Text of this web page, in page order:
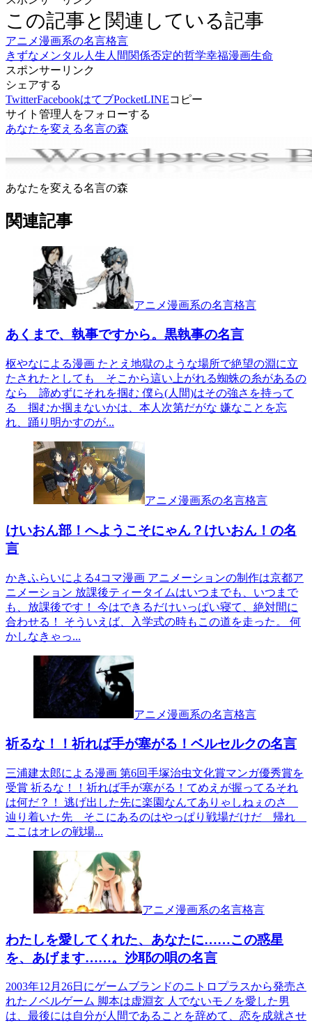
この記事と関連している記事
アニメ漫画系の名言格言
きずな メンタル人生 人間関係否定的哲学幸福漫画生命
スポンサーリンク
シェアする
TwitterFacebookはてブPocketLINEコピー
サイト管理人をフォローする
あなたを変える名言の森
あなたを変える名言の森
関連記事
アニメ漫画系の名言格言
あくまで、執事ですから。黒執事の名言
枢やなによる漫画 たとえ地獄のような場所で絶望の淵に立
たされたとしても そこから這い上がれる蜘蛛の糸があるの
なら 諦めずにそれを掴む 僕ら(人間)はその強さを持って
る 掴むか掴まないかは、本人次第だがな 嫌なことを忘
れ、踊り明かすのが...
アニメ漫画系の名言格言
けいおん部！へようこそにゃん？けいおん！の名
言
かきふらいによる4コマ漫画 アニメーションの制作は京都ア
ニメーション 放課後ティータイムはいつまでも、いつまで
も、放課後です！ 今はできるだけいっぱい寝て、絶対間に
合わせる！ そういえば、入学式の時もこの道を走った。 何
かしなきゃっ...
アニメ漫画系の名言格言
祈るな！！祈れば手が塞がる！ベルセルクの名言
三浦建太郎による漫画 第6回手塚治虫文化賞マンガ優秀賞を
受賞 祈るな！！祈れば手が塞がる！てめえが握ってるそれ
は何だ？！ 逃げ出した先に楽園なんてありゃしねぇのさ
辿り着いた先 そこにあるのはやっぱり戦場だけだ 帰れ
ここはオレの戦場...
アニメ漫画系の名言格言
わたしを愛してくれた、あなたに……この惑星
を、あげます……。沙耶の唄の名言
2003年12月26日にゲームブランドのニトロプラスから発売さ
れたノベルゲーム 脚本は虚淵玄 人でないモノを愛した男
は、最後には自分が人間であることを辞めて、恋を成就させ